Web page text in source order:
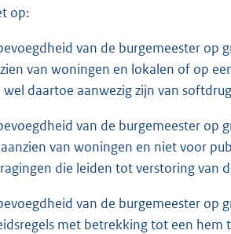
op:
van de burgemeester op
van woningen en lokalen of op
wel daartoe aanwezig zijn van
van de burgemeester op
van woningen en niet voor
die leiden tot verstoring van
van de burgemeester op
met betrekking tot een hem